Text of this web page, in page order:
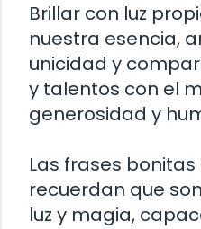
Brillar con luz
nuestra esencia,
unicidad y
y talentos con el
generosidad y
Las frases
recuerdan que
luz y magia,